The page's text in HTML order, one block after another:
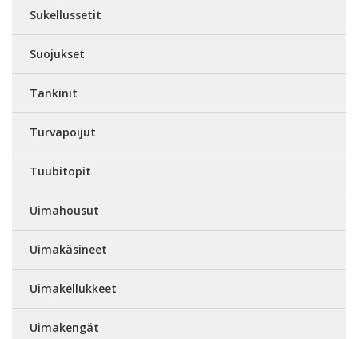
Sukellussetit
Suojukset
Tankinit
Turvapoijut
Tuubitopit
Uimahousut
Uimakäsineet
Uimakellukkeet
Uimakengät